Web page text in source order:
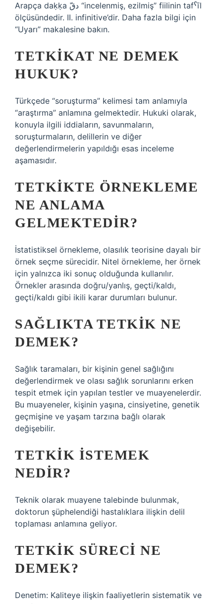
Arapça daḳḳa دقّ “incelenmiş, ezilmiş” fiilinin tafˁīl
ölçüsündedir. II. infinitive’dir. Daha fazla bilgi için
“Uyarı” makalesine bakın.
TETKIKAT NE DEMEK
HUKUK?
Türkçede “soruşturma” kelimesi tam anlamıyla
“araştırma” anlamına gelmektedir. Hukuki olarak,
konuyla ilgili iddiaların, savunmaların,
soruşturmaların, delillerin ve diğer
değerlendirmelerin yapıldığı esas inceleme
aşamasıdır.
TETKIKTE ÖRNEKLEME
NE ANLAMA
GELMEKTEDIR?
İstatistiksel örnekleme, olasılık teorisine dayalı bir
örnek seçme sürecidir. Nitel örnekleme, her örnek
için yalnızca iki sonuç olduğunda kullanılır.
Örnekler arasında doğru/yanlış, geçti/kaldı,
geçti/kaldı gibi ikili karar durumları bulunur.
SAĞLIKTA TETKIK NE
DEMEK?
Sağlık taramaları, bir kişinin genel sağlığını
değerlendirmek ve olası sağlık sorunlarını erken
tespit etmek için yapılan testler ve muayenelerdir.
Bu muayeneler, kişinin yaşına, cinsiyetine, genetik
geçmişine ve yaşam tarzına bağlı olarak
değişebilir.
TETKIK ISTEMEK
NEDIR?
Teknik olarak muayene talebinde bulunmak,
doktorun şüphelendiği hastalıklara ilişkin delil
toplaması anlamına geliyor.
TETKIK SÜRECI NE
DEMEK?
Denetim: Kaliteye ilişkin faaliyetlerin sistematik ve